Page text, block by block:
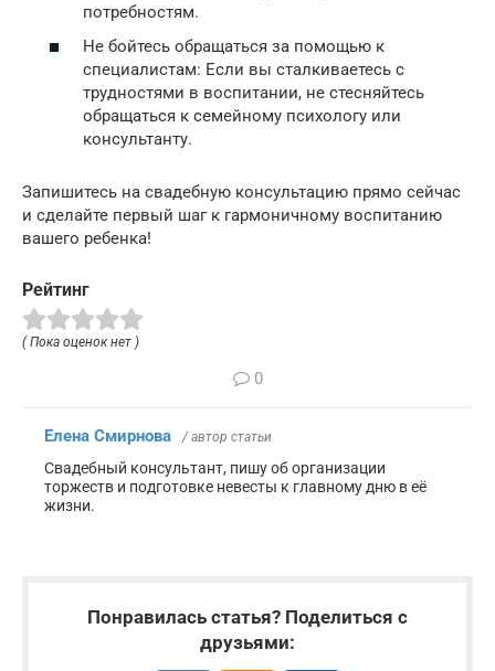
потребностям.
Не бойтесь обращаться за помощью к
специалистам: Если вы сталкиваетесь с
трудностями в воспитании, не стесняйтесь
обращаться к семейному психологу или
консультанту.
Запишитесь на свадебную консультацию прямо сейчас
и сделайте первый шаг к гармоничному воспитанию
вашего ребенка!
Рейтинг
( Пока оценок нет )
0
Елена Смирнова / автор статьи
Свадебный консультант, пишу об организации
торжеств и подготовке невесты к главному дню в её
жизни.
Понравилась статья? Поделиться с
друзьями: